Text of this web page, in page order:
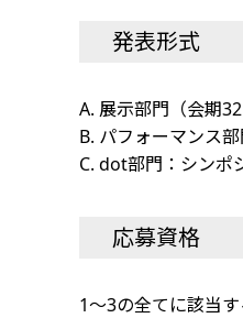
発表形式
A. 展示部門（会期
B. パフォーマンス
C. dot部門：シンポ
応募資格
1～3の全てに該当す